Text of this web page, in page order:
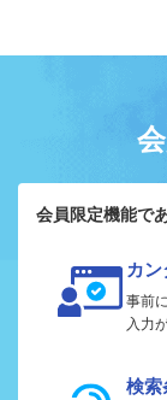
会員限定機能で
カ
事前
入力
検索